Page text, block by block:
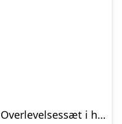
Overlevelsessæt i hardcase – Pro Survival